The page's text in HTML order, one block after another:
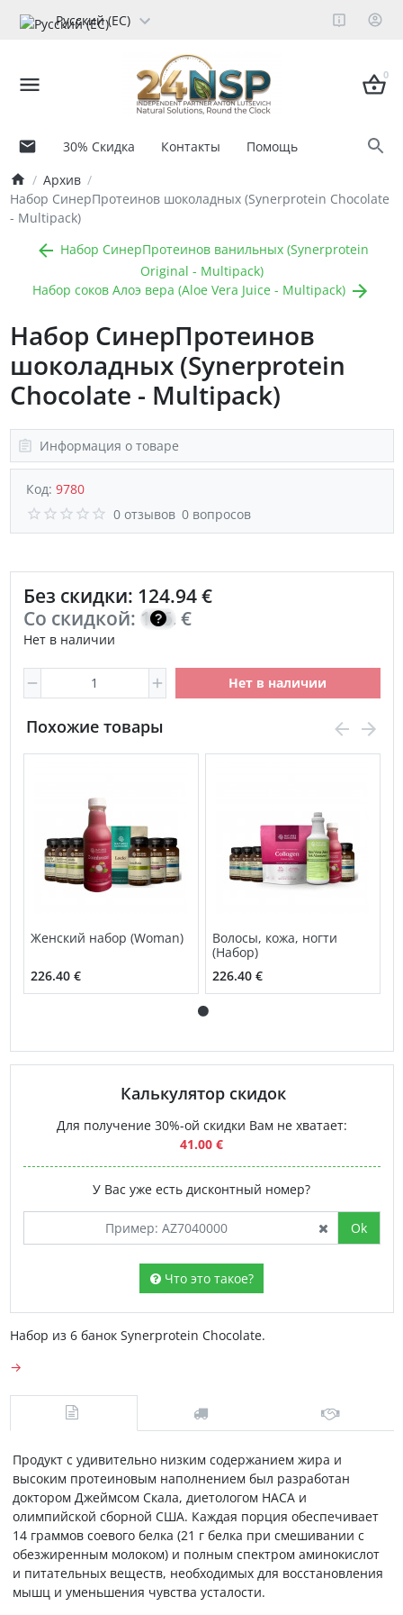
Русский (ЕС)
0
30% Скидка Контакты
Помощь
Архив
Набор СинерПротеинов шоколадных (Synerprotein Chocolate
- Multipack)
Набор СинерПротеинов ванильных (Synerprotein
Original - Multipack)
Набор соков Алоэ вера (Aloe Vera Juice - Multipack)
Набор СинерПротеинов
шоколадных (Synerprotein
Chocolate - Multipack)
Информация о товаре
Код: 9780
0 отзывов 0 вопросов
Без скидки: 124.94 €
Со скидкой: 106.20
€
Нет в наличии
Нет в наличии
Похожие товары
Женский набор (Woman)
226.40 €
Волосы, кожа, ногти
(Набор)
226.40 €
Калькулятор скидок
Для получение 30%-ой скидки Вам не хватает:
41.00 €
У Вас уже есть дисконтный номер?
Ok
Что это такое?
Набор из 6 банок Synerprotein Chocolate.
→
Продукт с удивительно низким содержанием жира и
высоким протеиновым наполнением был разработан
доктором Джеймсом Скала, диетологом НАСА и
олимпийской сборной США. Каждая порция обеспечивает
14 граммов соевого белка (21 г белка при смешивании с
обезжиренным молоком) и полным спектром аминокислот
и питательных веществ, необходимых для восстановления
мышц и уменьшения чувства усталости.